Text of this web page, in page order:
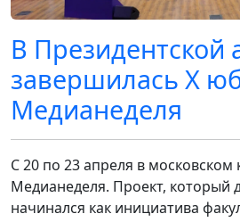
В Президентской
завершилась X
Медианеделя
С 20 по 23 апреля в
Медианеделя. Проект, который
начинался как инициатива